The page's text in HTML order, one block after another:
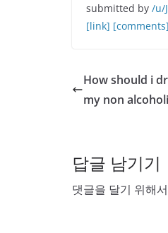
submitted by /u/
[link] [comments]
How should i
my non
답글 남기기
댓글을 달기 위해